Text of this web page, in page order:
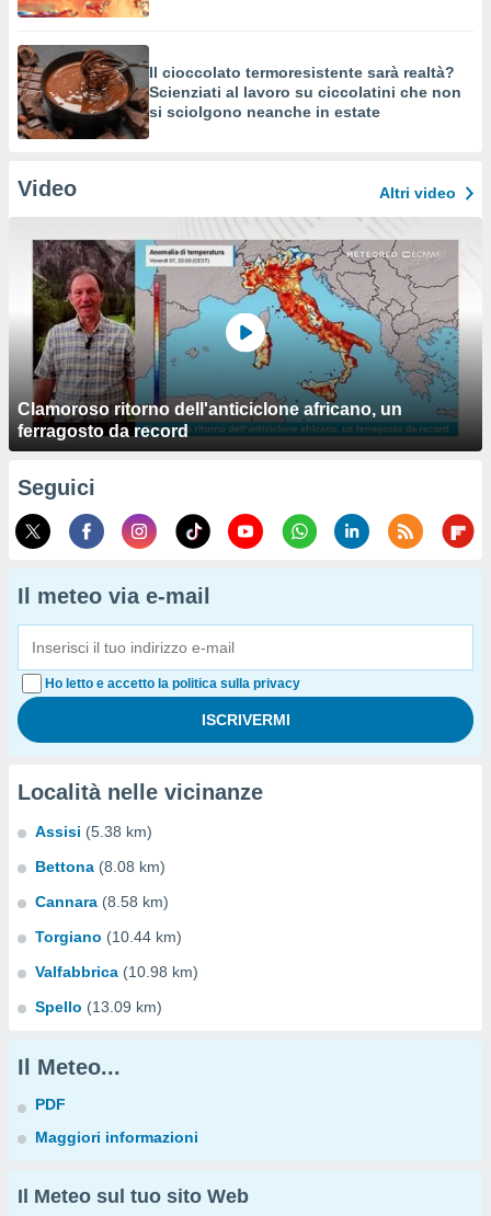
Il cioccolato termoresistente sarà realtà?
Scienziati al lavoro su ciccolatini che non
si sciolgono neanche in estate
Video Altri video
Clamoroso ritorno dell'anticiclone africano, un
ferragosto da record
Seguici
Il meteo via e-mail
Ho letto e accetto la politica sulla privacy
Località nelle vicinanze
Assisi (5.38 km)
Bettona (8.08 km)
Cannara (8.58 km)
Torgiano (10.44 km)
Valfabbrica (10.98 km)
Spello (13.09 km)
Il Meteo...
PDF
Maggiori informazioni
Il Meteo sul tuo sito Web